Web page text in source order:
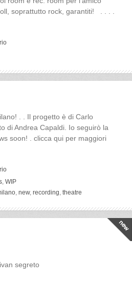
soprattutto rock, garantiti! . . . .
. . Il progetto è di Carlo
di Andrea Capaldi. Io seguirò la
soon! . clicca qui per maggiori
,WIP
new, recording theatre
segreto